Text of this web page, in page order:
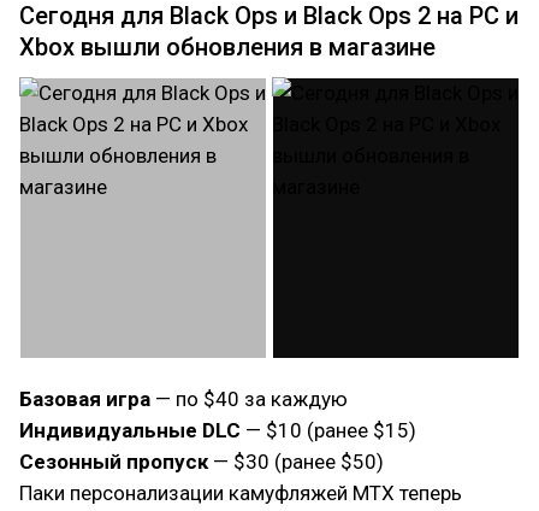
Сегодня для Black Ops и Black Ops 2 на PC и
Xbox вышли обновления в магазине
Базовая игра — по $40 за каждую
Индивидуальные DLC — $10 (ранее $15)
Сезонный пропуск— $30 (ранее $50)
Паки персонализации камуфляжей MTX теперь